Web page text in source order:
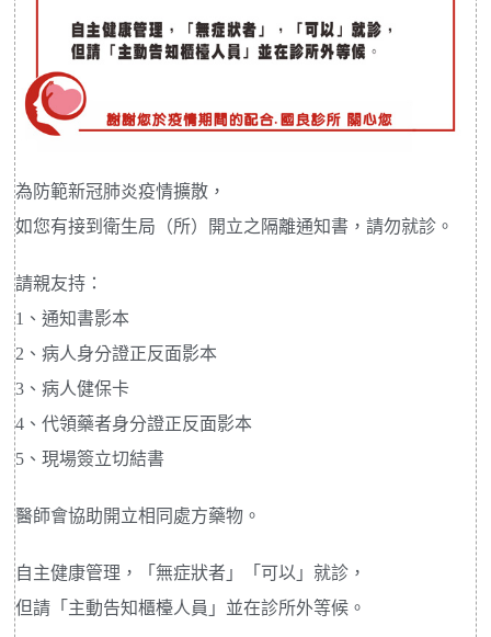
為防範新冠肺炎疫情擴散，
如您有接到衛生局（所）開立之隔離通知書，請勿就診。
請親友持：
1、通知書影本
2、病人身分證正反面影本
3、病人健保卡
4、代領藥者身分證正反面影本
5、現場簽立切結書
醫師會協助開立相同處方藥物。
自主健康管理，「無症狀者」「可以」就診，
但請「主動告知櫃檯人員」並在診所外等候。